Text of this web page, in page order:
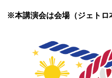
※本講演会は会場（ジェトロ